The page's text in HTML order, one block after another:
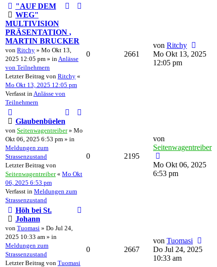
"AUF DEM
WEG"
MULTIVISION
PRÄSENTATION ,
MARTIN BRUCKER
von Ritchy » Mo Okt 13,
2025 12:05 pm » in Anlässe
von Teilnehmern
Letzter Beitrag von Ritchy «
Mo Okt 13, 2025 12:05 pm
Verfasst in Anlässe von
Teilnehmern
0 2661
von Ritchy
Mo Okt 13, 2025
12:05 pm
Glaubenbüelen
von Seitenwagentreiber» Mo
Okt 06, 2025 6:53 pm » in
Meldungen zum
Strassenzustand
Letzter Beitrag von
Seitenwagentreiber« Mo Okt
06, 2025 6:53 pm
Verfasst in Meldungen zum
Strassenzustand
0 2195
von
Seitenwagentreiber
Mo Okt 06, 2025
6:53 pm
Höh bei St.
Johann
von Tuomasi » Do Jul 24,
2025 10:33 am » in
Meldungen zum
Strassenzustand
Letzter Beitrag von Tuomasi
0 2667
von Tuomasi
Do Jul 24, 2025
10:33 am